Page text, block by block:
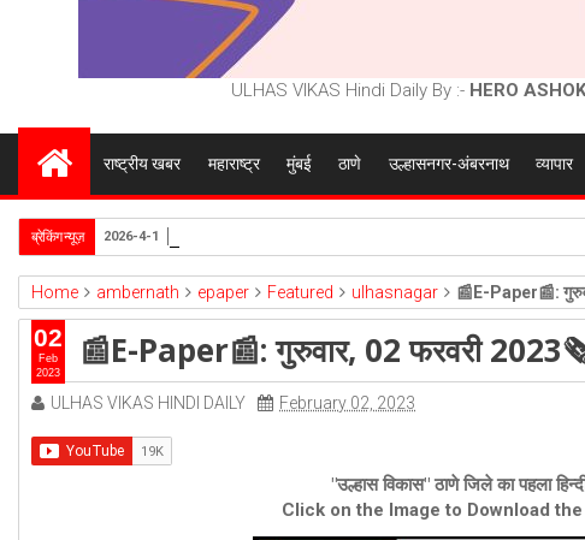
ULHAS VIKAS Hindi Daily By :- HERO
राष्ट्रीय खबर महाराष्ट्र मुंबई ठाणे उल्हासनगर-अंबरनाथ व्यापार
ब्रेकिंग न्यूज़ 2026-4-1
Home ambernath epaper Featured ulhasnagar 📰E-Paper📰:
📰E-Paper📰: गुरुवार, 02 फरवरी
ULHAS VIKAS HINDI DAILY February 02, 2023
"उल्हास विकास" ठाणे जिले का पहला
Click on the Image to Download
02
Feb
2023